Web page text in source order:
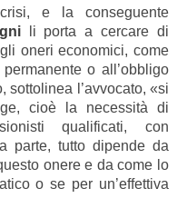
e la conseguente
li porta a cercare di
oneri economici, come
o all’obbligo
l’avvocato, «si
cioè la necessità di
qualificati, con
parte, tutto dipende da
onere e da come lo
o se per un’effettiva